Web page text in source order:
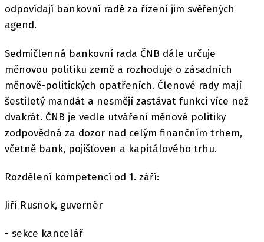
odpovídají bankovní radě za řízení jim svěřených
agend.
Sedmičlenná bankovní rada ČNB dále určuje
měnovou politiku země a rozhoduje o zásadních
měnově-politických opatřeních. Členové rady mají
šestiletý mandát a nesmějí zastávat funkci více než
dvakrát. ČNB je vedle utváření měnové politiky
zodpovědná za dozor nad celým finančním trhem,
včetně bank, pojišťoven a kapitálového trhu.
Rozdělení kompetencí od 1. září:
Jiří Rusnok, guvernér
- sekce kancelář